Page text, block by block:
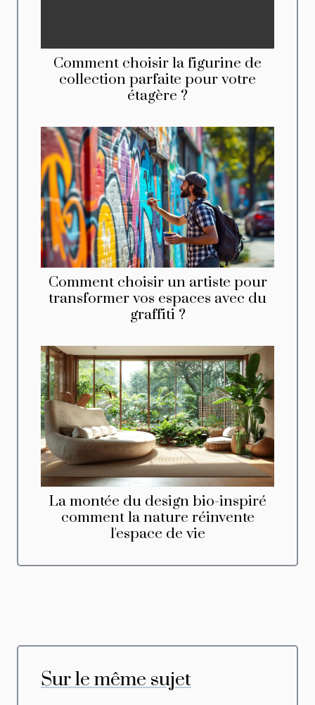
Comment choisir la figurine de
collection parfaite pour votre
étagère ?
Comment choisir un artiste pour
transformer vos espaces avec du
graffiti ?
La montée du design bio-inspiré
comment la nature réinvente
l'espace de vie
Sur le même sujet